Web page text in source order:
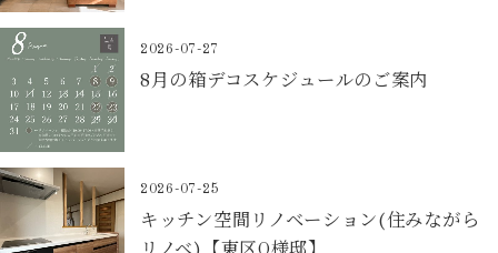
2026-07-27
8月の箱デコスケジュールのご案内
2026-07-25
キッチン空間リノベーション(住みながら